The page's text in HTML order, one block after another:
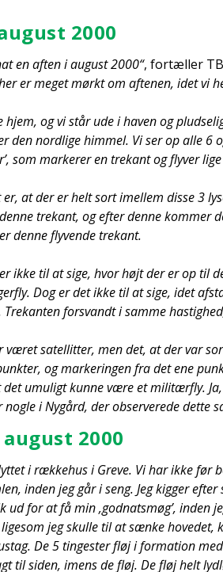
2000
en aften i august 2000“, for­tæl­ler
er meget mørkt om afte­nen, idet vi
og vi står ude i haven og
den nord­li­ge him­mel. Vi ser op alle 6
som mar­ke­rer en tre­kant og fly­ver
at der er helt sort imel­lem dis­se 3
tre­kant, og efter den­ne kom­mer
den­ne fly­ven­de tre­kant.
ikke til at sige, hvor højt der er op til
Dog er det ikke til at sige, idet
for­svandt i sam­me
satel­lit­ter, men det, at der var
og mar­ke­rin­gen fra det ene
umu­ligt kun­ne være et mili­tær­fly.
i Nygård, der obser­ve­re­de det­te
august 2000
i ræk­ke­hus i Gre­ve. Vi har ikke før
inden jeg går i seng. Jeg kig­ger
ud for at få min ‚god­nats­møg’, inden
jeg skul­le til at sæn­ke hove­d­et,
De 5 tin­ge­ster fløj i for­ma­tion
til siden, imens de fløj. De fløj helt